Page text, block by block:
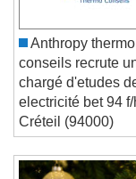
Current
/
Duration -:-
Loaded:0%
Stream
Seek to
Remaining
1x
Anthropy thermo
conseils recrute
chargé d'etudes
electricité bet 94 f/
Créteil (94000)